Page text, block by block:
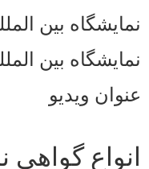
نمایشگاه بین
نمایشگاه بین
عنوان ویدیو
انواع گواهی